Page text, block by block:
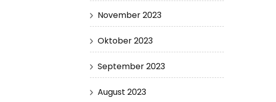
November 2023
Oktober 2023
September 2023
August 2023